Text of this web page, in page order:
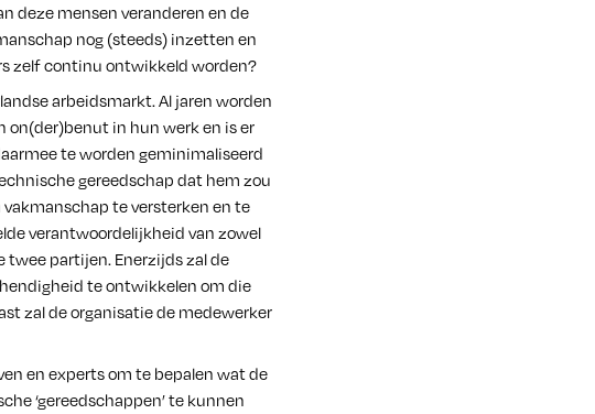
deze mensen veranderen en de
nog (steeds) inzetten en
zelf continu ontwikkeld worden?
arbeidsmarkt. Al jaren worden
on(der)benut in hun werk en is er
te worden geminimaliseerd
gereedschap dat hem zou
te versterken en te
verantwoordelijkheid van zowel
twee partijen. Enerzijds zal de
te ontwikkelen om die
zal de organisatie de medewerker
en experts om te bepalen wat de
‘gereedschappen’ te kunnen